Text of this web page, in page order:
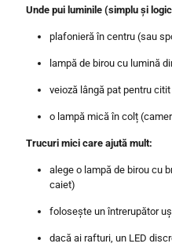
Unde pui luminile (simplu și
plafonieră în centru (sau
lampă de birou cu lumină
veioză lângă pat pentru
o lampă mică în colț
Trucuri mici care ajută mult:
alege o lampă de birou cu
caiet)
folosește un întrerupător
dacă ai rafturi, un LED